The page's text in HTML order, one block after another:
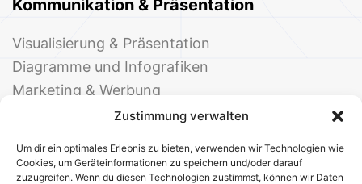
Zustimmung verwalten
Um dir ein optimales Erlebnis zu bieten, verwenden wir Technologien wie
Cookies, um Geräteinformationen zu speichern und/oder darauf
zuzugreifen. Wenn du diesen Technologien zustimmst, können wir Daten
Kommunikation & Präsentation
Visualisierung & Präsentation
Diagramme und Infografiken
Marketing & Werbung
Events & Einladungen